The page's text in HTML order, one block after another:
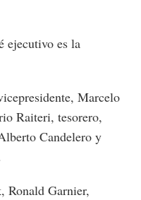
ejecutivo es la
Marcelo
Raiteri, tesorero,
Candelero y
Ronald Garnier,